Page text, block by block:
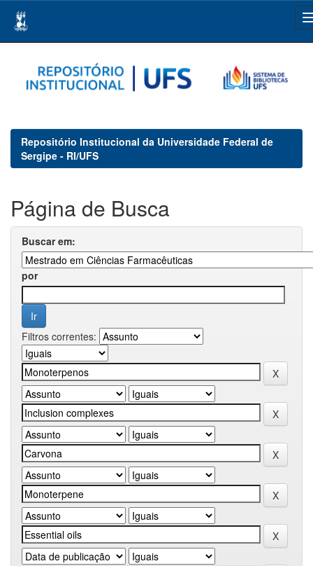
navigation
Repositório Institucional da Universidade Federal de
Sergipe - RI/UFS
Página de Busca
Buscar em:
por
Filtros correntes: